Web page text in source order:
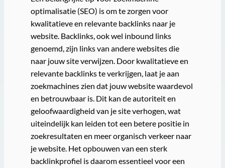
optimalisatie (SEO) is om te zorgen voor
kwalitatieve en relevante backlinks naar je
website. Backlinks, ook wel inbound links
genoemd, zijn links van andere websites die
naar jouw site verwijzen. Door kwalitatieve en
relevante backlinks te verkrijgen, laat je aan
zoekmachines zien dat jouw website waardevol
en betrouwbaar is. Dit kan de autoriteit en
geloofwaardigheid van je site verhogen, wat
uiteindelijk kan leiden tot een betere positie in
zoekresultaten en meer organisch verkeer naar
je website. Het opbouwen van een sterk
backlinkprofiel is daarom essentieel voor een